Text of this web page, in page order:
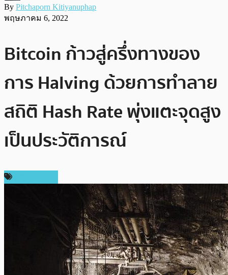
By Pitchaporn Kitiyanuphap
พฤษภาคม 6, 2022
Bitcoin ก้าวสู่ครึ่งทางของ
การ Halving ด้วยการทำลาย
สถิติ Hash Rate พุ่งแตะจุดสูง
เป็นประวัติการณ์